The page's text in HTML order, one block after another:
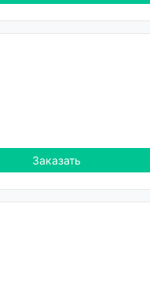
Заказать